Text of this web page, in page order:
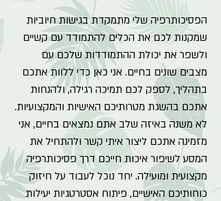
הפסיכותרפיה שלי מתמקדת בגישות חיוביות
שמקנות לכם את הכלים להתמודד עם קשיים
ולשפר את יכולת ההתמודדות שלכם עם
מצבים שונים בחיים. אני כאן כדי ללוות אתכם
בתהליך, לספק לכם תמיכה רגילה, ולהנחות
אתכם בהשגת מטרותיכם האישיות והמקצועיות.
לא משנה באיזה שלב אתם נמצאים בחיים, אני
מזמינה אתכם ליצור איתי קשר ולהתחיל את
המסע לשיפור איכות חייכם דרך פסיכותרפיה
מקצועית ומועילה. יחד נוכל לעבוד על חיזוק
כוחותיכם האישיים, פיתוח אסטרטגיות יעילות